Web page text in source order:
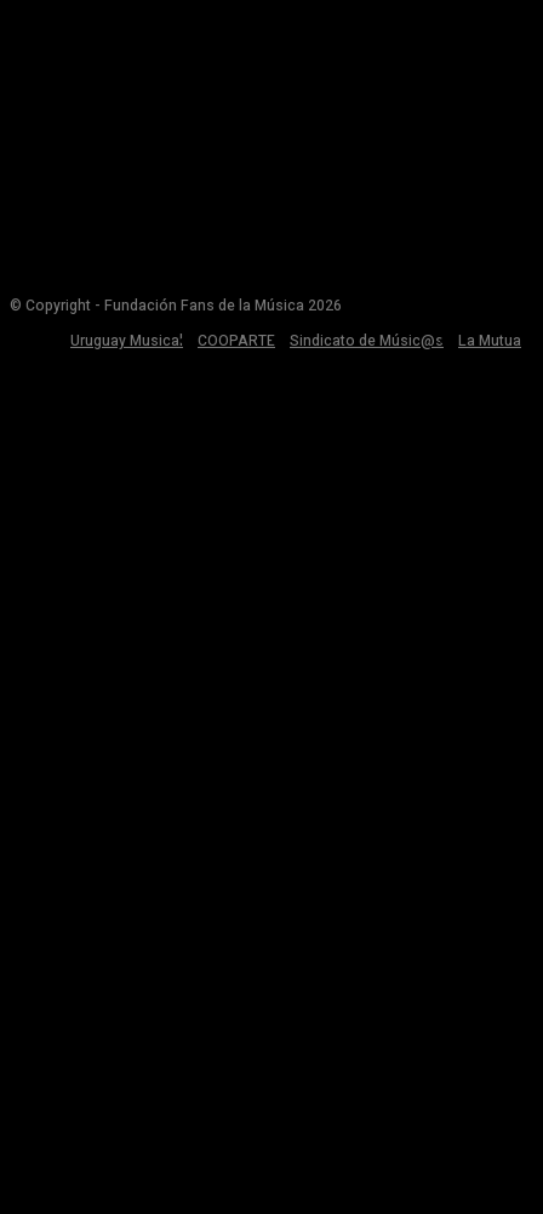
© Copyright - Fundación Fans de la Música 2026
Uruguay Musical
COOPARTE Sindicato de Músic@s La Mutua